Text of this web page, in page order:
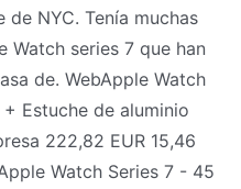
NYC. Tenía muchas
Watch series 7 que han
de. WebApple Watch
Estuche de aluminio
222,82 EUR 15,46
Watch Series 7 - 45